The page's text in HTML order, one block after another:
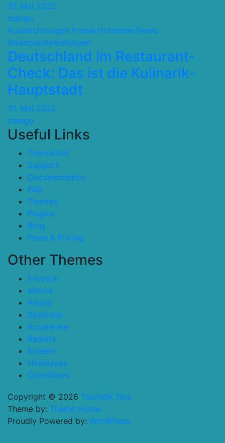
31. Mai 2022
mango
Auszeichnungen Preise Hotellerie News
Reisezusatzleistungen
Deutschland im Restaurant-
Check: Das ist die Kulinarik-
Hauptstadt
31. Mai 2022
mango
Useful Links
ThemeGrill
Support
Documentation
FAQ
Themes
Plugins
Blog
Plans & Pricing
Other Themes
Envince
eStore
Ample
Spacious
Accelerate
Radiate
Esteem
Himalayas
ColorNews
Copyright © 2026 Touristik.Tips
Theme by: Theme Horse
Proudly Powered by: WordPress